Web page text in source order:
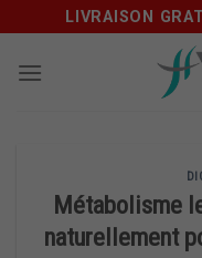
content
LIVRAISON
Métabolisme
naturellement